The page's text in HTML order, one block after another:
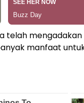
telah
manfaat